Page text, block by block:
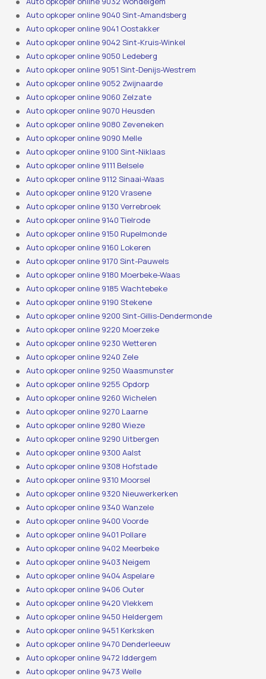
Auto opkoper online 9040 Sint-Amandsberg
Auto opkoper online 9041 Oostakker
Auto opkoper online 9042 Sint-Kruis-Winkel
Auto opkoper online 9050 Ledeberg
Auto opkoper online 9051 Sint-Denijs-Westrem
Auto opkoper online 9052 Zwijnaarde
Auto opkoper online 9060 Zelzate
Auto opkoper online 9070 Heusden
Auto opkoper online 9080 Zeveneken
Auto opkoper online 9090 Melle
Auto opkoper online 9100 Sint-Niklaas
Auto opkoper online 9111 Belsele
Auto opkoper online 9112 Sinaai-Waas
Auto opkoper online 9120 Vrasene
Auto opkoper online 9130 Verrebroek
Auto opkoper online 9140 Tielrode
Auto opkoper online 9150 Rupelmonde
Auto opkoper online 9160 Lokeren
Auto opkoper online 9170 Sint-Pauwels
Auto opkoper online 9180 Moerbeke-Waas
Auto opkoper online 9185 Wachtebeke
Auto opkoper online 9190 Stekene
Auto opkoper online 9200 Sint-Gillis-Dendermonde
Auto opkoper online 9220 Moerzeke
Auto opkoper online 9230 Wetteren
Auto opkoper online 9240 Zele
Auto opkoper online 9250 Waasmunster
Auto opkoper online 9255 Opdorp
Auto opkoper online 9260 Wichelen
Auto opkoper online 9270 Laarne
Auto opkoper online 9280 Wieze
Auto opkoper online 9290 Uitbergen
Auto opkoper online 9300 Aalst
Auto opkoper online 9308 Hofstade
Auto opkoper online 9310 Moorsel
Auto opkoper online 9320 Nieuwerkerken
Auto opkoper online 9340 Wanzele
Auto opkoper online 9400 Voorde
Auto opkoper online 9401 Pollare
Auto opkoper online 9402 Meerbeke
Auto opkoper online 9403 Neigem
Auto opkoper online 9404 Aspelare
Auto opkoper online 9406 Outer
Auto opkoper online 9420 Vlekkem
Auto opkoper online 9450 Heldergem
Auto opkoper online 9451 Kerksken
Auto opkoper online 9470 Denderleeuw
Auto opkoper online 9472 Iddergem
Auto opkoper online 9473 Welle